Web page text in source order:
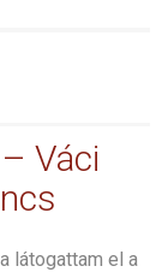
Váci
látogattam el a